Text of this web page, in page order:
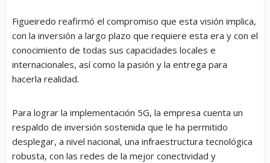
Figueiredo reafirmó el compromiso que esta visión implica,
con la inversión a largo plazo que requiere esta era y con el
conocimiento de todas sus capacidades locales e
internacionales, así como la pasión y la entrega para
hacerla realidad.
Para lograr la implementación 5G, la empresa cuenta un
respaldo de inversión sostenida que le ha permitido
desplegar, a nivel nacional, una infraestructura tecnológica
robusta, con las redes de la mejor conectividad y